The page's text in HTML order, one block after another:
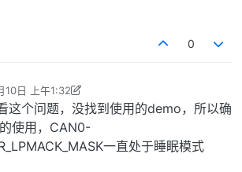
0
10日 上午1:32
2025年2月10日 上午10:05
这个问题，没找到使用的demo，所以确
使用，CAN0-
一直处于睡眠模式